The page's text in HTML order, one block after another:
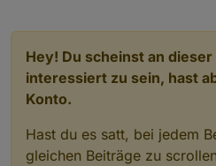
Hey! Du scheinst an
interessiert zu sein, hast
Konto.
Hast du es satt, bei jedem
gleichen Beiträge zu